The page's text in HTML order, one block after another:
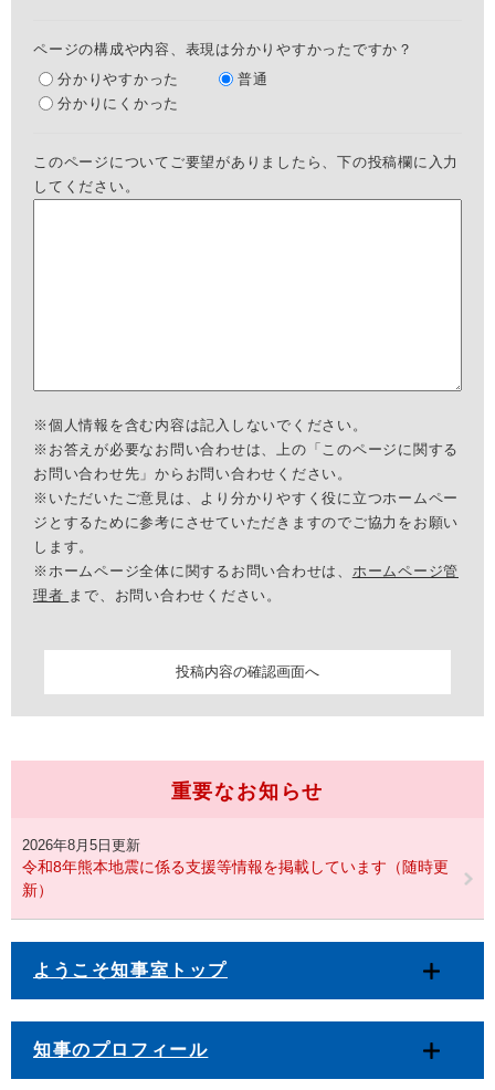
ページの構成や内容、表現は分かりやすかったですか？
分かりやすかった
普通
分かりにくかった
このページについてご要望がありましたら、下の投稿欄に入力
してください。
※個人情報を含む内容は記入しないでください。
※お答えが必要なお問い合わせは、上の「このページに関する
お問い合わせ先」からお問い合わせください。
※いただいたご意見は、より分かりやすく役に立つホームペー
ジとするために参考にさせていただきますのでご協力をお願い
します。
※ホームページ全体に関するお問い合わせは、 ホームページ管
理者 まで、お問い合わせください。
重要なお知らせ
2026年8月5日更新
令和8年熊本地震に係る支援等情報を掲載しています（随時更
新）
ようこそ知事室トップ
知事のプロフィール